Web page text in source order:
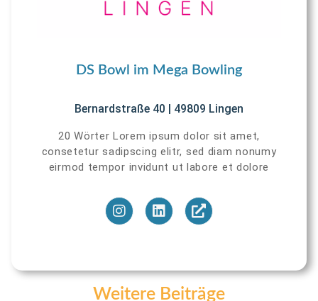
DS Bowl im Mega Bowling
Bernardstraße 40 | 49809 Lingen
20 Wörter Lorem ipsum dolor sit amet,
consetetur sadipscing elitr, sed diam nonumy
eirmod tempor invidunt ut labore et dolore
Weitere Beiträge